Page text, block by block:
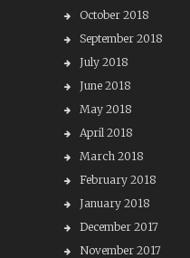
October 2018
September 2018
July 2018
June 2018
May 2018
April 2018
March 2018
February 2018
January 2018
December 2017
November 2017